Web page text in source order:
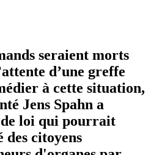
seraient morts
d’une greffe
à cette situation,
Jens Spahn a
loi qui pourrait
citoyens